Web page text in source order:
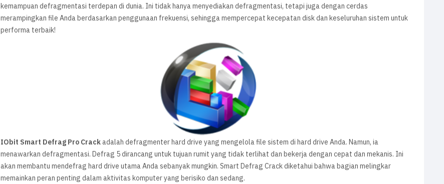
kemampuan defragmentasi terdepan di dunia. Ini tidak hanya menyediakan defragmentasi, tetapi juga dengan cerdas
merampingkan file Anda berdasarkan penggunaan frekuensi, sehingga mempercepat kecepatan disk dan keseluruhan sistem untuk
performa terbaik!
IObit Smart Defrag Pro Crackadalah defragmenter hard drive yang mengelola file sistem di hard drive Anda. Namun, ia
menawarkan defragmentasi. Defrag 5 dirancang untuk tujuan rumit yang tidak terlihat dan bekerja dengan cepat dan mekanis. Ini
akan membantu mendefrag hard drive utama Anda sebanyak mungkin. Smart Defrag Crack diketahui bahwa bagian melingkar
memainkan peran penting dalam aktivitas komputer yang berisiko dan sedang.